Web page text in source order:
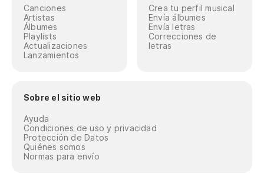
Canciones
Artistas
Álbumes
Playlists
Actualizaciones
Lanzamientos
Crea tu perfil musical
Envía álbumes
Envía letras
Correcciones de
letras
Sobre el sitio web
Ayuda
Condiciones de uso y privacidad
Protección de Datos
Quiénes somos
Normas para envío